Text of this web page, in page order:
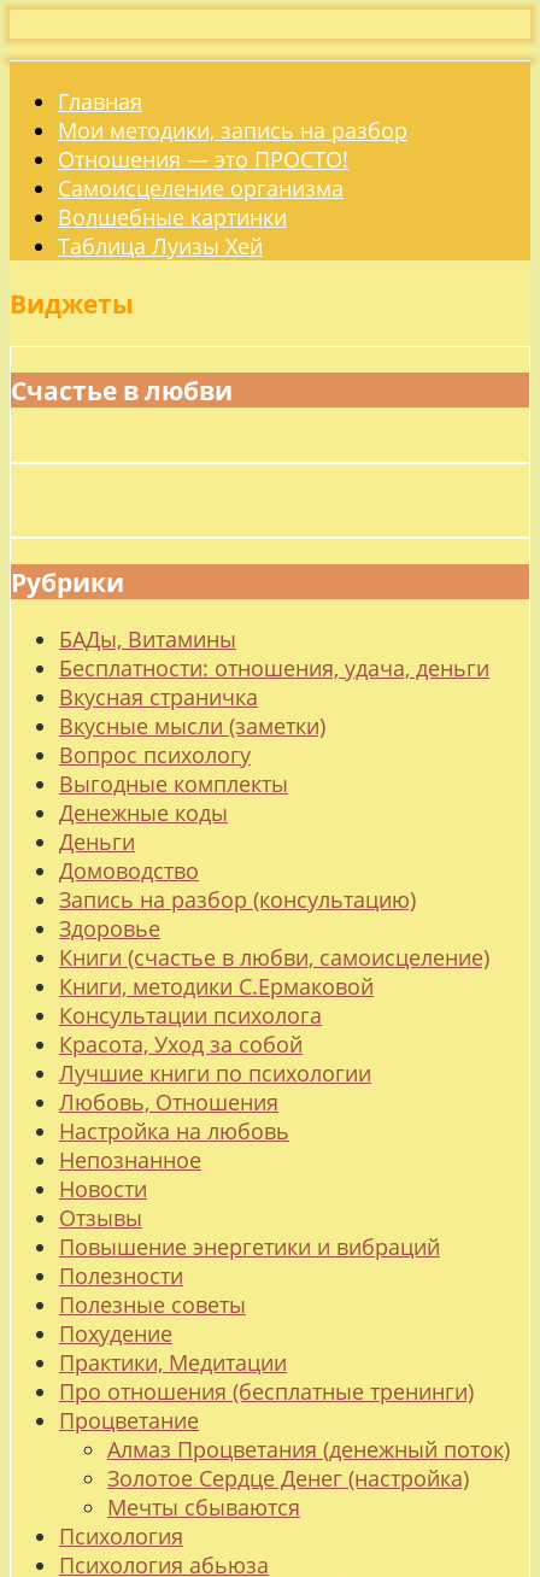
Главная
Мои методики, запись на разбор
Отношения — это ПРОСТО!
Самоисцеление организма
Волшебные картинки
Таблица Луизы Хей
Виджеты
Счастье в любви
Рубрики
БАДы, Витамины
Бесплатности: отношения, удача, деньги
Вкусная страничка
Вкусные мысли (заметки)
Вопрос психологу
Выгодные комплекты
Денежные коды
Деньги
Домоводство
Запись на разбор (консультацию)
Здоровье
Книги (счастье в любви, самоисцеление)
Книги, методики С.Ермаковой
Консультации психолога
Красота, Уход за собой
Лучшие книги по психологии
Любовь, Отношения
Настройка на любовь
Непознанное
Новости
Отзывы
Повышение энергетики и вибраций
Полезности
Полезные советы
Похудение
Практики, Медитации
Про отношения (бесплатные тренинги)
Процветание
Алмаз Процветания (денежный поток)
Золотое Сердце Денег (настройка)
Мечты сбываются
Психология
Психология абьюза